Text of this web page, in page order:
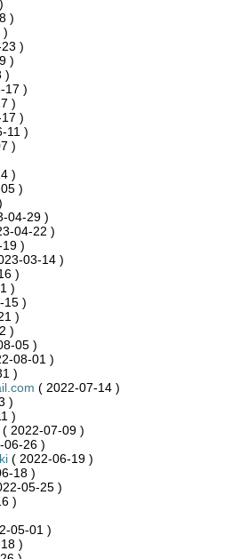
)
)
)
)
)
17 )
)
)
11 )
)
)
)
04-29 )
04-22 )
)
03-14 )
)
)
15 )
)
)
05 )
08-01 )
)
( 2022-07-14 )
)
)
( 2022-07-09 )
06-26 )
( 2022-06-19 )
18 )
05-25 )
)
05-01 )
)